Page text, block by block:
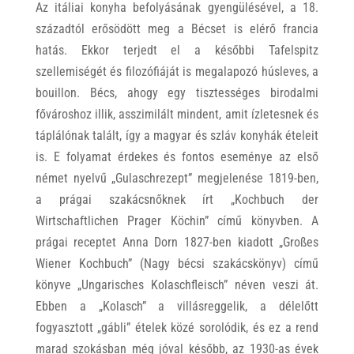
Az itáliai konyha befolyásának gyengülésével, a 18.
századtól erősödött meg a Bécset is elérő francia
hatás. Ekkor terjedt el a későbbi Tafelspitz
szellemiségét és filozófiáját is megalapozó húsleves, a
bouillon. Bécs, ahogy egy tisztességes birodalmi
fővároshoz illik, asszimilált mindent, amit ízletesnek és
táplálónak talált, így a magyar és szláv konyhák ételeit
is. E folyamat érdekes és fontos eseménye az első
német nyelvű „Gulaschrezept” megjelenése 1819-ben,
a prágai szakácsnőknek írt „Kochbuch der
Wirtschaftlichen Prager Köchin” című könyvben. A
prágai receptet Anna Dorn 1827-ben kiadott „Großes
Wiener Kochbuch” (Nagy bécsi szakácskönyv) című
könyve „Ungarisches Kolaschfleisch” néven veszi át.
Ebben a „Kolasch” a villásreggelik, a délelőtt
fogyasztott „gábli” ételek közé sorolódik, és ez a rend
marad szokásban még jóval később, az 1930-as évek